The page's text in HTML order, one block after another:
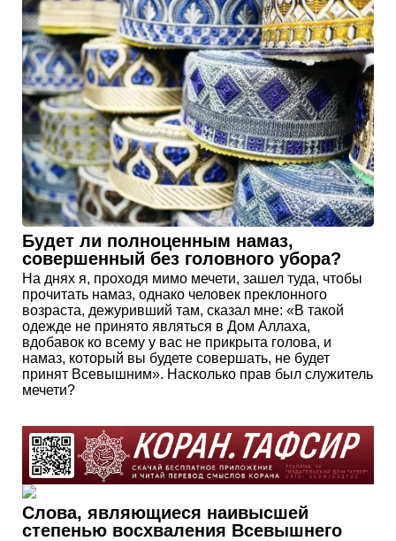
Будет ли полноценным намаз,
совершенный без головного убора?
На днях я, проходя мимо мечети, зашел туда, чтобы
прочитать намаз, однако человек преклонного
возраста, дежуривший там, сказал мне: «В такой
одежде не принято являться в Дом Аллаха,
вдобавок ко всему у вас не прикрыта голова, и
намаз, который вы будете совершать, не будет
принят Всевышним». Насколько прав был служитель
мечети?
Слова, являющиеся наивысшей
степенью восхваления Всевышнего